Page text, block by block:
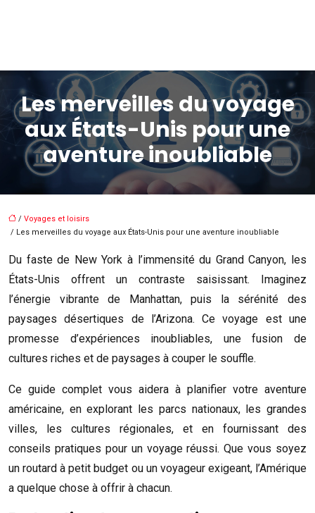
Les merveilles du voyage
aux États-Unis pour une
aventure inoubliable
/ Voyages et loisirs
/ Les merveilles du voyage aux États-Unis pour une aventure inoubliable
Du faste de New York à l’immensité du Grand Canyon, les
États-Unis offrent un contraste saisissant. Imaginez
l’énergie vibrante de Manhattan, puis la sérénité des
paysages désertiques de l’Arizona. Ce voyage est une
promesse d’expériences inoubliables, une fusion de
cultures riches et de paysages à couper le souffle.
Ce guide complet vous aidera à planifier votre aventure
américaine, en explorant les parcs nationaux, les grandes
villes, les cultures régionales, et en fournissant des
conseils pratiques pour un voyage réussi. Que vous soyez
un routard à petit budget ou un voyageur exigeant, l’Amérique
a quelque chose à offrir à chacun.